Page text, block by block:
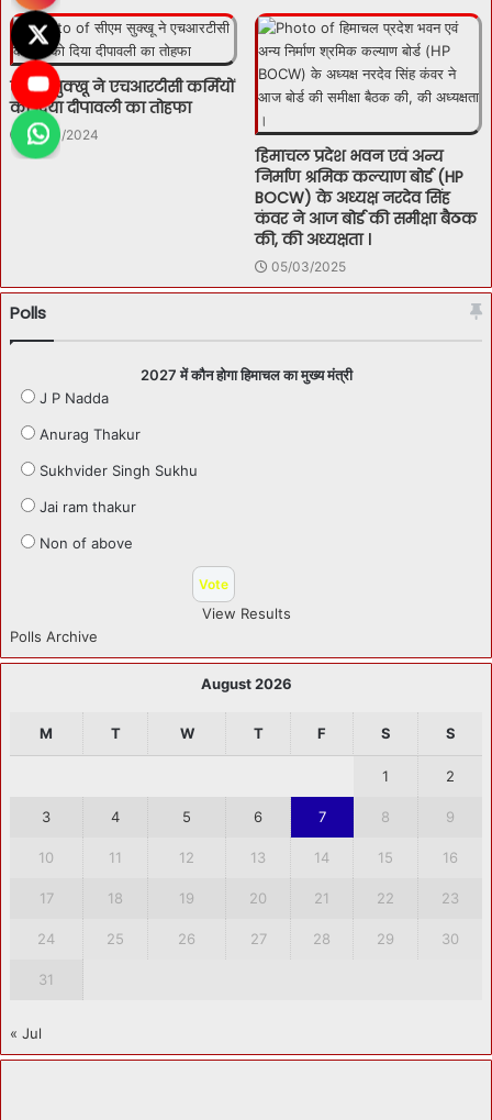
सीएम सुक्खू ने एचआरटीसी कर्मियों
को दिया दीपावली का तोहफा
13/10/2024
हिमाचल प्रदेश भवन एवं अन्य
निर्माण श्रमिक कल्याण बोर्ड (HP
BOCW) के अध्यक्ष नरदेव सिंह
कंवर ने आज बोर्ड की समीक्षा बैठक
की, की अध्यक्षता ।
05/03/2025
Polls
2027 में कौन होगा हिमाचल का मुख्य मंत्री
J P Nadda
Anurag Thakur
Sukhvider Singh Sukhu
Jai ram thakur
Non of above
View Results
Polls Archive
August 2026
M T W T F S S
1 2
3 4 5 6 7 8 9
10 11 12 13 14 15 16
17 18 19 20 21 22 23
24 25 26 27 28 29 30
31
« Jul